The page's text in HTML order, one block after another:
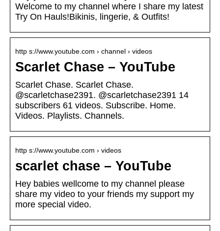
Welcome to my channel where I share my latest
Try On Hauls!Bikinis, lingerie, & Outfits!
http s://www.youtube.com › channel › videos
Scarlet Chase – YouTube
Scarlet Chase. Scarlet Chase.
@scarletchase2391. @scarletchase2391 14
subscribers 61 videos. Subscribe. Home.
Videos. Playlists. Channels.
http s://www.youtube.com › videos
scarlet chase – YouTube
Hey babies wellcome to my channel please
share my video to your friends my support my
more special video.